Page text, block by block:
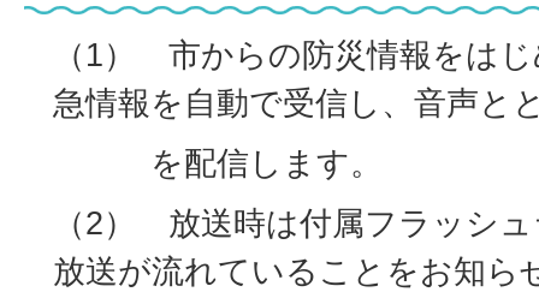
（1） 市からの防災情報をは
急情報を自動で受信し、音声と
を配信します。
（2） 放送時は付属フラッシ
放送が流れていることをお知ら